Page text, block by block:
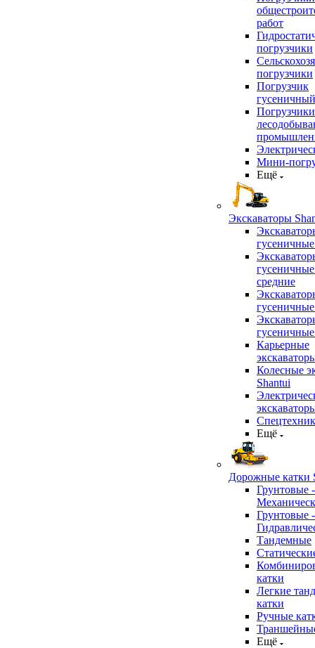
работ
погрузчики
погрузчики
Погрузчик
гусеничный
Мини-
Ещё
Экскаваторы
средние
Карьерные
Колесные
Shantui
Ещё
Дорожные катки
Грунтовые -
Грунтовые -
Тандемные
катки
Легкие
катки
Ручные
Ещё